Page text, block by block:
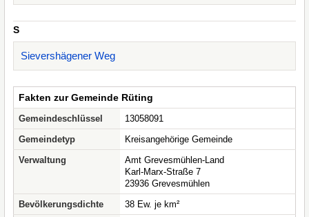
S
Sievershägener Weg
Fakten zur Gemeinde Rüting
Gemeindeschlüssel
13058091
Gemeindetyp
Kreisangehörige Gemeinde
Verwaltung
Amt Grevesmühlen-Land
Karl-Marx-Straße 7
23936 Grevesmühlen
Bevölkerungsdichte
38 Ew. je km²